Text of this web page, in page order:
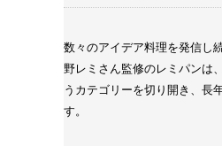
数々のアイデア料理を発信し
野レミさん監修のレミパンは
うカテゴリーを切り開き、長
す。